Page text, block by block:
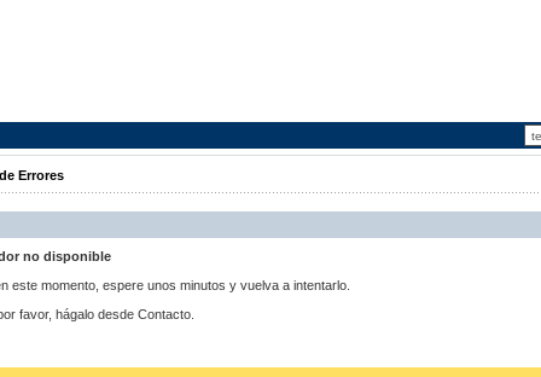
Errores
no disponible
este momento, espere unos minutos y vuelva a intentarlo.
favor, hágalo desde Contacto.